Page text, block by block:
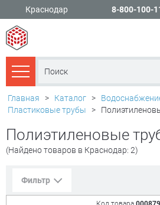
Краснодар 8-800-100-
Каталог товаров
Главная > Каталог >
Пластиковые трубы
>
Полиэтиленовые
(Найдено товаров в Краснодар: 2)
Фильтр